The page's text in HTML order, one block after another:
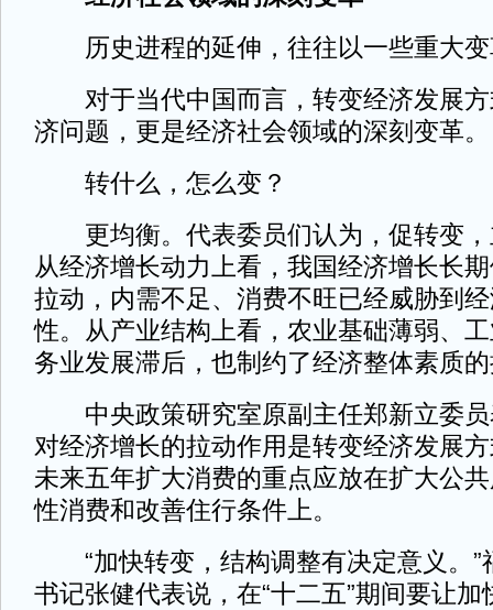
历史进程的延伸，往往以一些重大变
对于当代中国而言，转变经济发展方
济问题，更是经济社会领域的深刻变革。
转什么，怎么变？
更均衡。代表委员们认为，促转变，
从经济增长动力上看，我国经济增长长
拉动，内需不足、消费不旺已经威胁到
性。从产业结构上看，农业基础薄弱、
务业发展滞后，也制约了经济整体素质
中央政策研究室原副主任郑新立委员
对经济增长的拉动作用是转变经济发展
未来五年扩大消费的重点应放在扩大公
性消费和改善住行条件上。
“加快转变，结构调整有决定意义。”
书记张健代表说，在“十二五”期间要让加